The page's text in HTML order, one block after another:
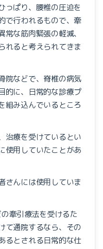
検査
術
っぱり、腰椎の圧迫を
で行われるもので、牽
な筋肉緊張の軽減、
れると考えられてきま
院などで、脊椎の病気
的に、日常的な診療プ
組み込んでいるところ
治療を受けているとい
使用していたことがあ
さんには使用していま
牽引療法を受けるた
て通院するなら、その
るとされる日常的な仕